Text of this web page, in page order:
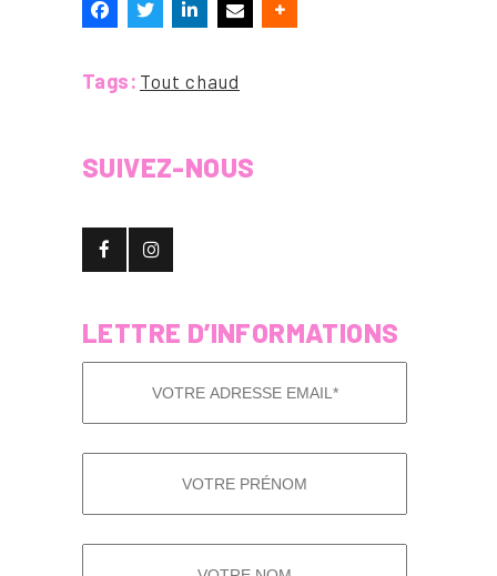
Tags: Tout chaud
SUIVEZ-NOUS
LETTRE D’INFORMATIONS